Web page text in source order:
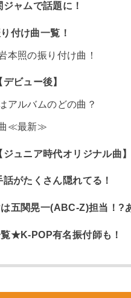
ャムで話題に！
付け曲一覧！
本照の振り付け曲！
ビュー後】
アルバムのどの曲？
曲≪最新≫
ュニア時代オリジナル曲】
がたくさん隠れてる！
五関晃一(ABC-Z)担当！?
★K-POP有名振付師も！